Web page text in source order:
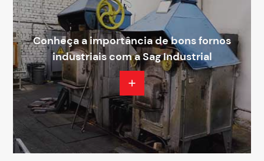
Conheça a importância de bons fornos
industriais com a Sag Industrial